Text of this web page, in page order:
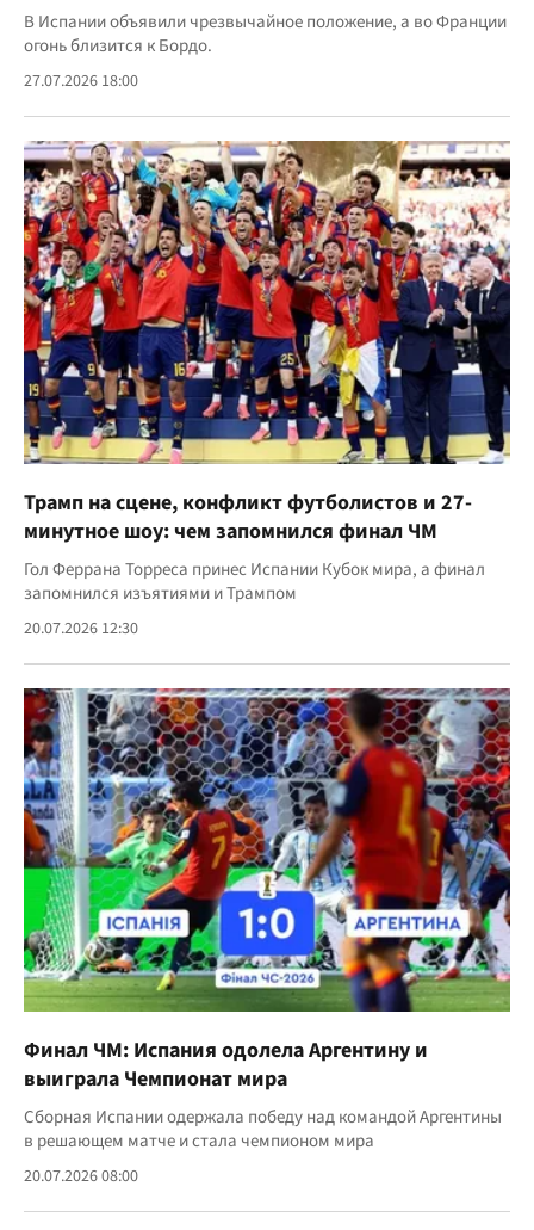
В Испании объявили чрезвычайное положение, а во Франции
огонь близится к Бордо.
27.07.2026 18:00
Трамп на сцене, конфликт футболистов и 27-
минутное шоу: чем запомнился финал ЧМ
Гол Феррана Торреса принес Испании Кубок мира, а финал
запомнился изъятиями и Трампом
20.07.2026 12:30
Финал ЧМ: Испания одолела Аргентину и
выиграла Чемпионат мира
Сборная Испании одержала победу над командой Аргентины
в решающем матче и стала чемпионом мира
20.07.2026 08:00